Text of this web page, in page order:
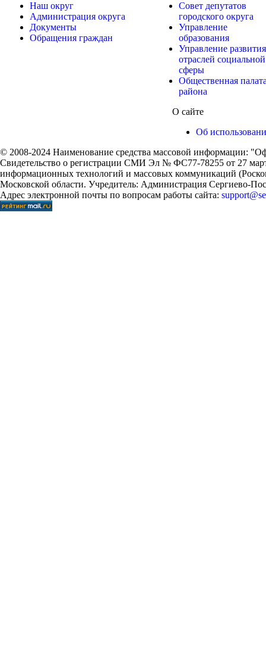
Наш округ
Администрация округа
Документы
Обращения граждан
Совет депутатов
городского округа
Управление
образования
Управление развития
отраслей социальной
сферы
Общественная
района
О сайте
Об
© 2008-2024 Наименование средства массовой информации:
Свидетельство о регистрации СМИ Эл № ФС77-78255 от 27
информационных технологий и массовых коммуникаций
Московской области. Учредитель: Администрация Сергиево-
Адрес электронной почты по вопросам работы сайта: